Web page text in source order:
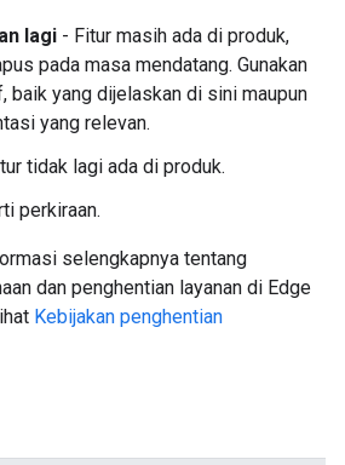
lagi - Fitur masih ada di produk,
pada masa mendatang. Gunakan
baik yang dijelaskan di sini maupun
yang relevan.
tidak lagi ada di produk.
perkiraan.
selengkapnya tentang
dan penghentian layanan di Edge
Kebijakan penghentian